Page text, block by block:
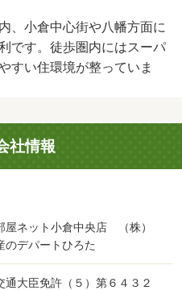
、小倉中心街や八幡方面に
です。徒歩圏内にはスーパ
すい住環境が整っていま
社情報
屋ネット小倉中央店 （株）
のデパートひろた
通大臣免許（５）第６４３２